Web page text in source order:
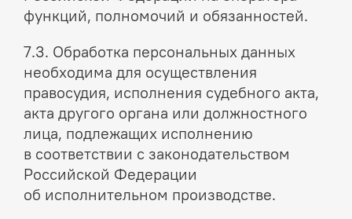
функций, полномочий и обязанностей.
7.3. Обработка персональных данных
необходима для осуществления
правосудия, исполнения судебного акта,
акта другого органа или должностного
лица, подлежащих исполнению
в соответствии с законодательством
Российской Федерации
об исполнительном производстве.